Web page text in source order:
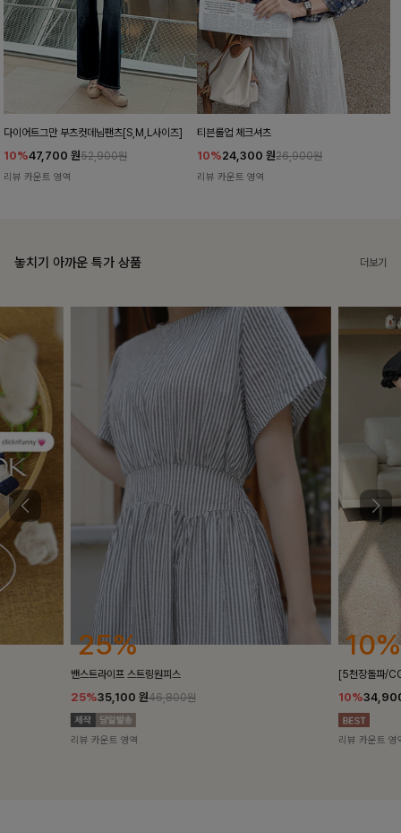
다이어트그만 부츠컷데님팬츠[S,M,L사이즈]
10%47,700 원52,900원
리뷰 카운트 영역
티븐롤업 체크셔츠
10%24,300 원26,900원
리뷰 카운트 영역
놓치기 아까운 특가 상품 더보기
10%
[5천장돌파/COOL]멜틴 퍼프블라우스
10%34,900원38,700원
리뷰 카운트 영역
18%
켄픈배색 스트
18%
리뷰 카운트 영